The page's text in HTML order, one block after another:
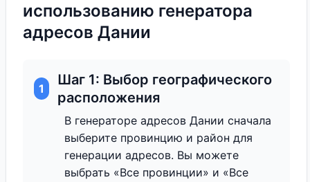
использованию генератора
адресов Дании
1
Шаг 1: Выбор географического
расположения
В генераторе адресов Дании сначала
выберите провинцию и район для
генерации адресов. Вы можете
выбрать «Все провинции» и «Все